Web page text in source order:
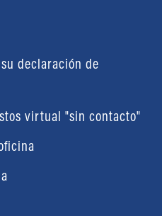
declaración de
virtual "sin contacto"